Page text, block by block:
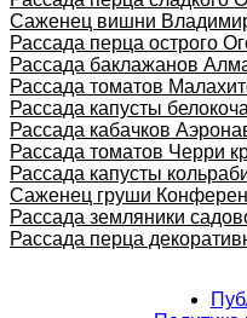
Саженец вишни
Рассада перца острого
Рассада баклажанов
Рассада томатов
Рассада капусты
Рассада кабачков
Рассада томатов Черри
Рассада капусты
Саженец груши
Рассада земляники
Рассада перца